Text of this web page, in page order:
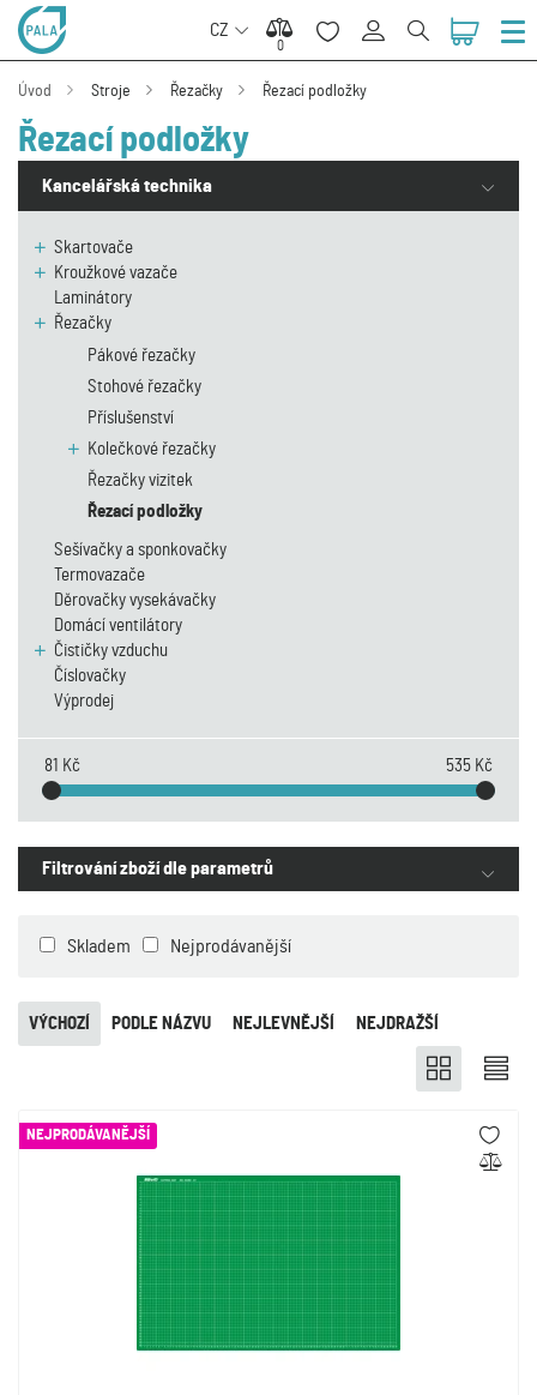
CZ
0
0
Úvod Stroje Řezačky Řezací podložky
Řezací podložky
Kancelářská technika
Skartovače
Kroužkové vazače
Laminátory
Řezačky
Pákové řezačky
Stohové řezačky
Příslušenství
Kolečkové řezačky
Řezačky vizitek
Řezací podložky
Sešívačky a sponkovačky
Termovazače
Děrovačky vysekávačky
Domácí ventilátory
Čističky vzduchu
Číslovačky
Výprodej
81 Kč 535 Kč
Filtrování zboží dle parametrů
Skladem Nejprodávanější
NEJLEVNĚJŠÍ NEJDRAŽŠÍ
PODLE NÁZVU
VÝCHOZÍ
NEJPRODÁVANĚJŠÍ